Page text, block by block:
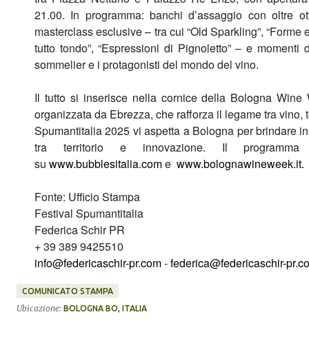
21.00. In programma: banchi d’assaggio con oltre
masterclass esclusive – tra cui “Old Sparkling”, “Forme
tutto tondo”, “Espressioni di Pignoletto” – e
sommelier e i protagonisti del mondo del vino.
Il tutto si inserisce nella cornice della Bologna Wine
organizzata da Ebrezza, che rafforza il legame tra vino,
Spumantitalia 2025 vi aspetta a Bologna per brindare
tra territorio e innovazione. Il programma
su www.bubblesitalia.come www.bolognawineweek.it.
Fonte: Ufficio Stampa
Festival Spumantitalia
Federica Schir PR
+ 39 389 9425510
info@federicaschir-pr.com-federica@federicaschir-
COMUNICATO STAMPA
Ubicazione: BOLOGNA BO, ITALIA